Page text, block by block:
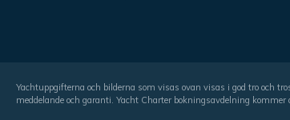
Yachtuppgifterna och bilderna som visas ovan visas i god tro och
meddelande och garanti. Yacht Charter bokningsavdelning